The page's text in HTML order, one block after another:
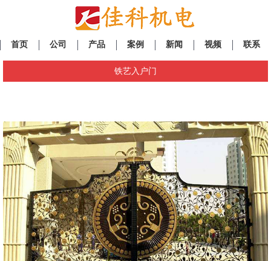
首页 公司 产品 案例 新闻 视频 联系
铁艺入户门